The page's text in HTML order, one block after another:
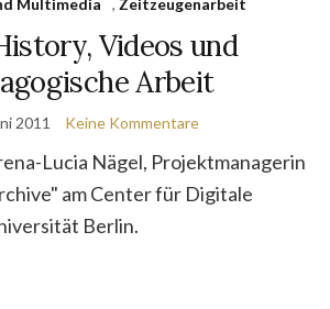
Multimedia
, Zeitzeugenarbeit
Videos und
Arbeit
2011 Keine Kommentare
Lucia Nägel, Projektmanagerin
am Center für Digitale
Berlin.